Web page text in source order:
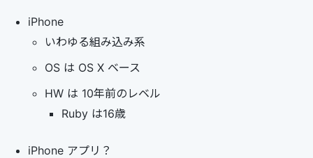
iPhone
いわゆる組み込み系
OS は OS X ベース
HW は 10年前のレベル
Ruby は16歳
iPhone アプリ？